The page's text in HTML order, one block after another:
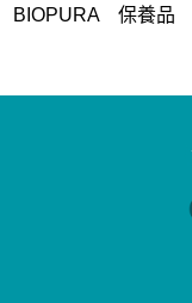
BIOPURA 保養品